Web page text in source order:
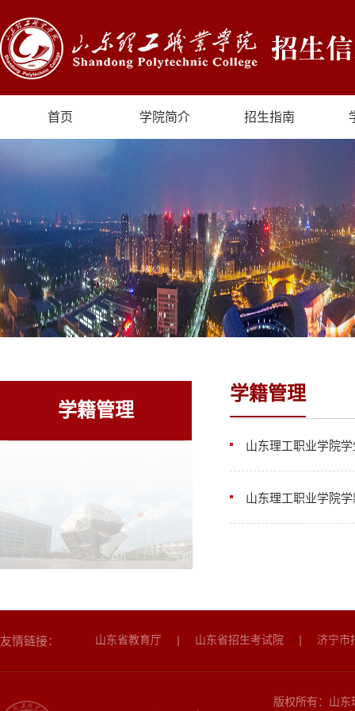
首页 学院简介 招生指南
学籍管理
学籍管理
山东理工职业学院
山东理工职业学院
友情链接： 山东省教育厅 山东省招生考试院 济宁市
版权所有：山